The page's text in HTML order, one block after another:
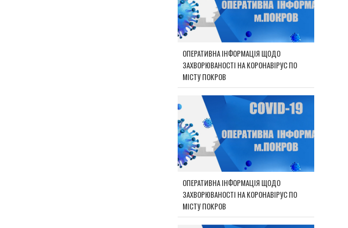
ОПЕРАТИВНА ІНФОРМАЦІЯ ЩОДО
ЗАХВОРЮВАНОСТІ НА КОРОНАВІРУС ПО
МІСТУ ПОКРОВ
ОПЕРАТИВНА ІНФОРМАЦІЯ ЩОДО
ЗАХВОРЮВАНОСТІ НА КОРОНАВІРУС ПО
МІСТУ ПОКРОВ